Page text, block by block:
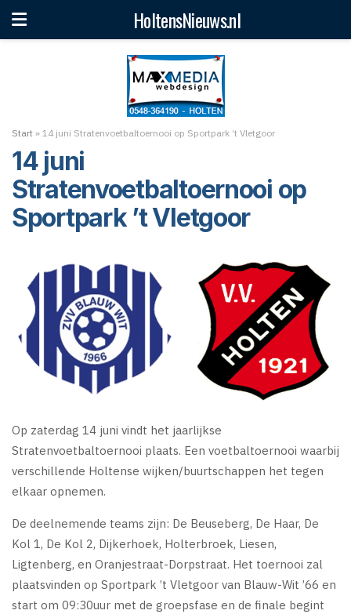
HoltensNieuws.nl
Start » 14 juni Stratenvoetbaltoernooi op Sportpark ’t Vletgoor
14 juni
Stratenvoetbaltoernooi op
Sportpark ’t Vletgoor
Op zaterdag 14 juni vindt het jaarlijkse
Stratenvoetbaltoernooi plaats. Een voetbaltoernooi waarbij
verschillende Holtense wijken/buurtschappen het tegen
elkaar opnemen.
De deelnemende teams zijn: De Beuseberg, De Haar, De
Kol 1, De Kol 2, Dijkerhoek, Holterbroek, Liesen,
Ligtenberg, en Oranjestraat-Dorpstraat. Het toernooi zal
plaatsvinden op Sportpark ’t Vletgoor van Blauw-Wit ’66 en
start om 09:30uur met de groepsfase en de finale begint